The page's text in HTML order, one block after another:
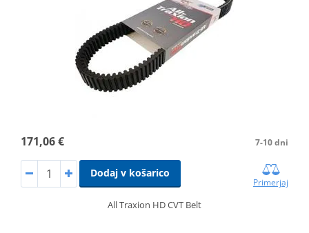
171,06 € 7-10 dni
Dodaj v košarico
Primerjaj
All Traxion HD CVT Belt